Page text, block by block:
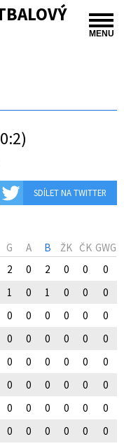
MENU
SDÍLET NA TWITTER
G A B ŽK ČK GWG
2 0 2 0 0
0
1 0 1 0 0
0
0 0 0 0 0
0
0 0 0 0 0
0
0 0 0 0 0
0
0 0 0 0 0
0
0 0 0 0 0
0
0 0 0 0 0
0